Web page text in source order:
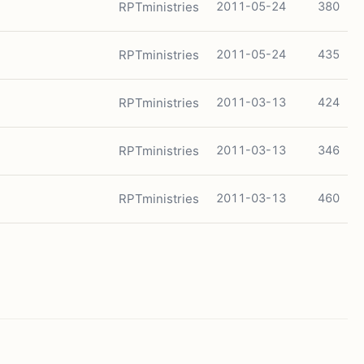
RPTministries 2011-05-24 380
RPTministries 2011-05-24 435
RPTministries 2011-03-13 424
RPTministries 2011-03-13 346
RPTministries 2011-03-13 460